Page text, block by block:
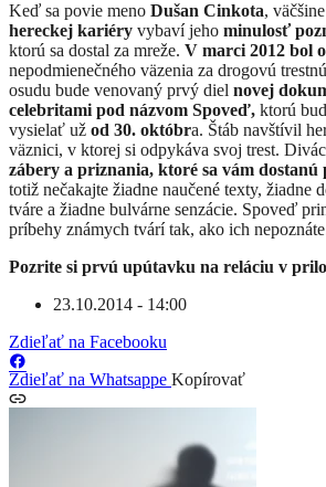
Keď sa povie meno Dušan Cinkota,
hereckej kariéry vybaví jeho minulosť
ktorú sa dostal za mreže. V marci 2012 bol
nepodmienečného väzenia za drogovú
osudu bude venovaný prvý diel novej
celebritami pod názvom Spoveď, ktorú
vysielať už od 30. októbra. Štáb navštívil
väznici, v ktorej si odpykáva svoj trest.
zábery a priznania, ktoré sa vám dostanú
totiž nečakajte žiadne naučené texty, žiadne
tváre a žiadne bulvárne senzácie. Spoveď
príbehy známych tvárí tak, ako ich
Pozrite si prvú upútavku na reláciu v
23.10.2014 - 14:00
Zdieľať na Facebooku
Zdieľať na Whatsappe Kopírovať